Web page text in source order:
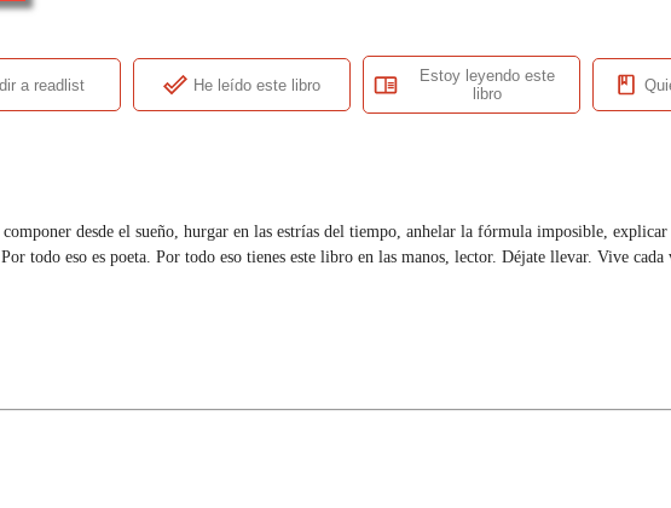
a readlist He leído este libro
Estoy leyendo este
libro
desde el sueño, hurgar en las estrías del tiempo, anhelar la fórmula imposible, explicar
todo eso es poeta. Por todo eso tienes este libro en las manos, lector. Déjate llevar. Vive cada